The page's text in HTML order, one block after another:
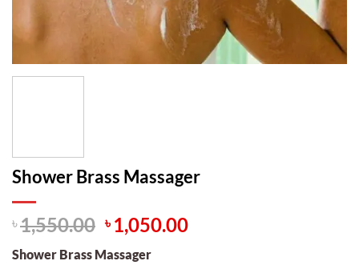
Shower Brass Massager
৳1,550.00 Original
price
was:
৳ 1,050.00Current
Shower Brass Massager